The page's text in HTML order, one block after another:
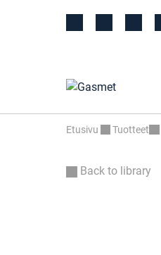
Etusivu Tuotteet
Back to library